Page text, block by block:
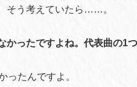
そう考えていたら……。
ったですよね。代表曲の1つ
ったんですよ。